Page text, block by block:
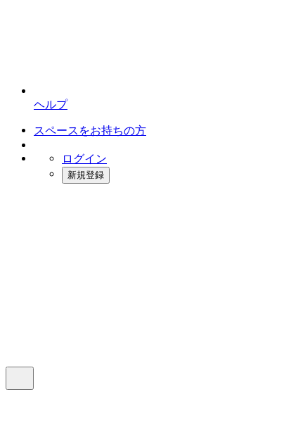
ヘルプ
スペースをお持ちの方
ログイン
新規登録